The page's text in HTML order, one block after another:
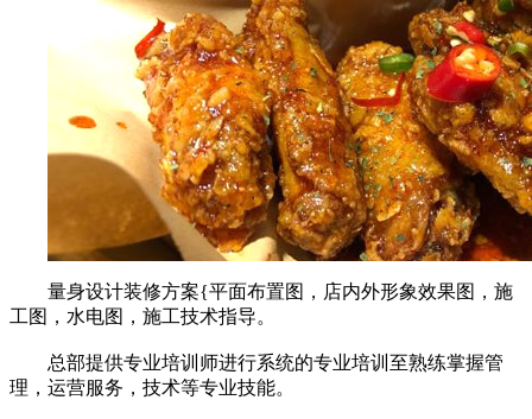
量身设计装修方案{平面布置图，店内外形象效果图，施
工图，水电图，施工技术指导。
总部提供专业培训师进行系统的专业培训至熟练掌握管
理，运营服务，技术等专业技能。